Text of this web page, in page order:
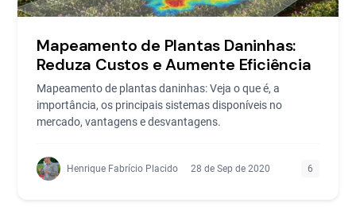
Mapeamento de Plantas Daninhas:
Reduza Custos e Aumente Eficiência
Mapeamento de plantas daninhas: Veja o que é, a
importância, os principais sistemas disponíveis no
mercado, vantagens e desvantagens.
Henrique Fabrício Placido 28 de Sep de 2020 6